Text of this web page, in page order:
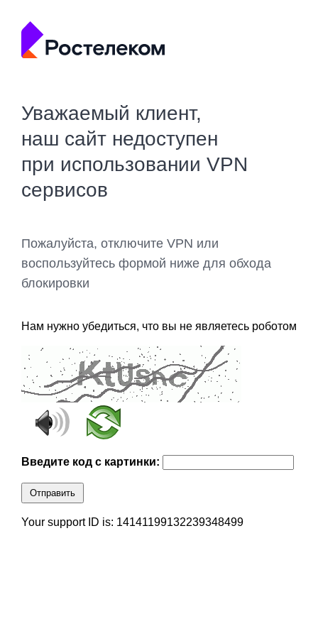
Уважаемый клиент,
наш сайт недоступен
при использовании VPN
сервисов
Пожалуйста, отключите VPN или
воспользуйтесь формой ниже для обхода
блокировки
Нам нужно убедиться, что вы не являетесь роботом
Введите код с картинки:
Отправить
Your support ID is: 14141199132239348499